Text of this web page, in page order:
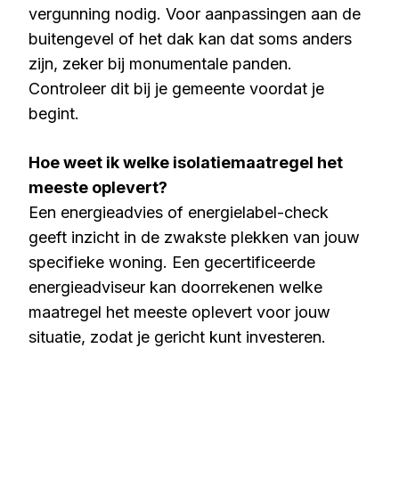
vergunning nodig. Voor aanpassingen aan de
buitengevel of het dak kan dat soms anders
zijn, zeker bij monumentale panden.
Controleer dit bij je gemeente voordat je
begint.
Hoe weet ik welke isolatiemaatregel het
meeste oplevert?
Een energieadvies of energielabel-check
geeft inzicht in de zwakste plekken van jouw
specifieke woning. Een gecertificeerde
energieadviseur kan doorrekenen welke
maatregel het meeste oplevert voor jouw
situatie, zodat je gericht kunt investeren.